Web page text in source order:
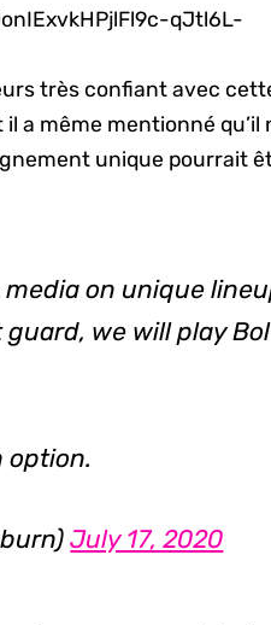
qJtl6L-
très confiant avec
a même mentionné qu’il
unique pourrait
on unique
we will play
option.
July 17, 2020